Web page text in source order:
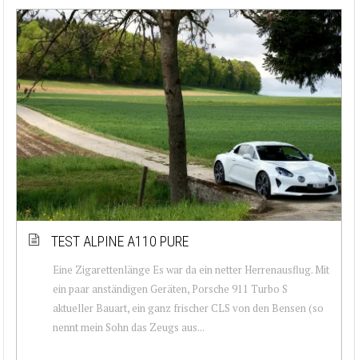
TEST ALPINE A110 PURE
Eine Zigarettenlänge Es war da ein netter Herrenausflug. Mit
ein paar anständigen Geräten, Porsche 911 Turbo S
aktueller Bauart, ein ganz frischer CLS von den Bensen (so
nennt mein Sohn das Zeugs aus...